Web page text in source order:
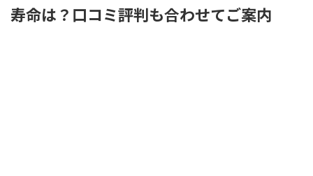
寿命は？口コミ評判も合わせてご案内